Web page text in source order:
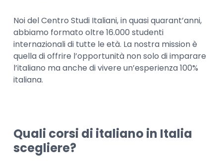
Noi del Centro Studi Italiani, in quasi quarant’anni,
abbiamo formato oltre 16.000 studenti
internazionali di tutte le età. La nostra mission è
quella di offrire l’opportunità non solo di imparare
l’italiano ma anche di vivere un’esperienza 100%
italiana.
Quali corsi di italiano in Italia
scegliere?